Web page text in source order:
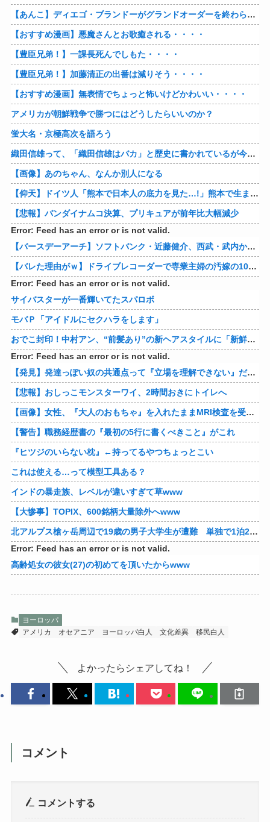
【あんこ】ディエゴ・ブランドーがグランドオーダーを終わらせるようです【FGO二部】 第１６６話
【おすすめ漫画】悪魔さんとお歌癒される・・・・
【豊臣兄弟！】一課長死んでしもた・・・・
【豊臣兄弟！】加藤清正の出番は減りそう・・・・
【おすすめ漫画】無表情でちょっと怖いけどかわいい・・・・
アメリカが朝鮮戦争で勝つにはどうしたらいいのか？
蛍大名・京極高次を語ろう
織田信雄って、「織田信雄はバカ」と歴史に書かれているが今まで家が残っているんでバカではないよな？
【画像】あのちゃん、なんか別人になる
【仰天】ドイツ人「熊本で日本人の底力を見た…!」熊本で生まれて初めて震度7の大地震を経験したドイツ人。直後、日本人たちの行動に衝撃を受けてしまう…
【悲報】バンダイナムコ決算、プリキュアが前年比大幅減少
Error: Feed has an error or is not valid.
【バースデーアーチ】ソフトバンク・近藤健介、西武・武内から第24号先制ソロホームラン！！！！！！！！！！！！！【西武対ソフトバンク20回戦】
【バレた理由がｗ】ドライブレコーダーで専業主婦の汚嫁の10年越し不倫発覚！制裁の詳細がコレｗｗｗｗｗ 他
Error: Feed has an error or is not valid.
サイバスターが一番輝いてたスパロボ
モバＰ「アイドルにセクハラをします」
おでこ封印！中村アン、“前髪あり”の新ヘアスタイルに「新鮮でたまらん」の声【画像】
Error: Feed has an error or is not valid.
【発見】発達っぽい奴の共通点って『立場を理解できない』だよな
【悲報】おしっこモンスターワイ、2時間おきにトイレへ
【画像】女性、『大人のおもちゃ』を入れたままMRI検査を受けた結果 →
【警告】職務経歴書の『最初の5行に書くべきこと』がこれ
『ヒツジのいらない枕』←持ってるやつちょっとこい
これは使える…って模型工具ある？
インドの暴走族、レベルが違いすぎて草www
【大惨事】TOPIX、600銘柄大量除外へwww
北アルプス槍ヶ岳周辺で19歳の男子大学生が遭難 単独で1泊2日の予定で入山も連絡取れず 警察が9日以降捜索予定
Error: Feed has an error or is not valid.
高齢処女の彼女(27)の初めてを頂いたからwww
ヨーロッパ
アメリカ
オセアニア ヨーロッパ白人 文化差異 移民白人
よかったらシェアしてね！
コメント
コメントする